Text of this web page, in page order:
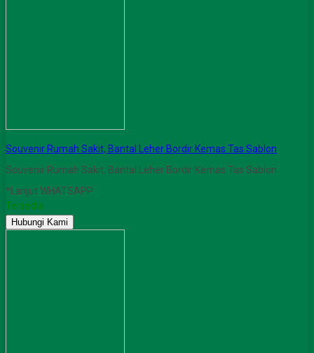
Souvenir Rumah Sakit, Bantal Leher Bordir Kemas Tas Sablon
Souvenir Rumah Sakit, Bantal Leher Bordir Kemas Tas Sablon
*Lanjut WHATSAPP
Tersedia
Hubungi Kami